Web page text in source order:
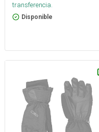
transferencia.
Disponible